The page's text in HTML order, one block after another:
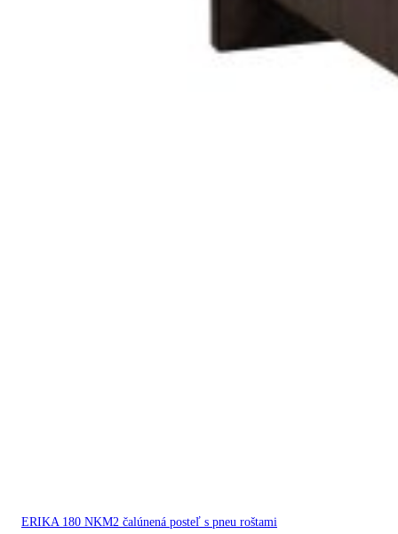
ERIKA 180 NKM2 čalúnená posteľ s pneu roštami